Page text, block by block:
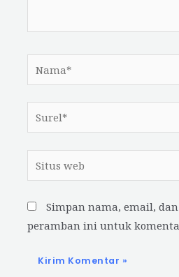
web
Simpan nama, email,
peramban ini untuk